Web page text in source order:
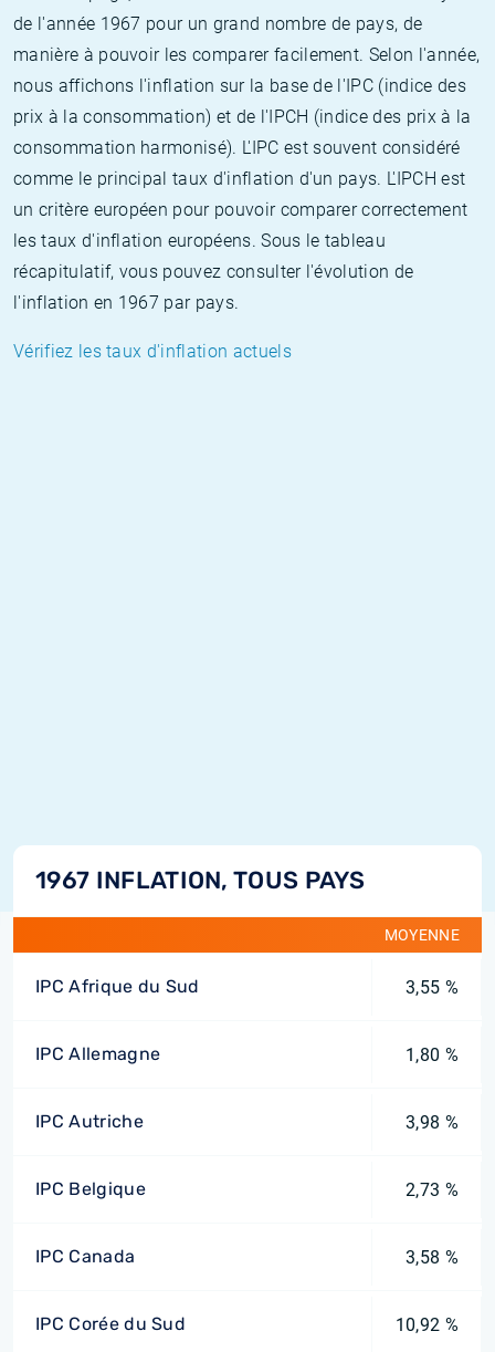
de l'année 1967 pour un grand nombre de pays, de
manière à pouvoir les comparer facilement. Selon l'année,
nous affichons l'inflation sur la base de l'IPC (indice des
prix à la consommation) et de l'IPCH (indice des prix à la
consommation harmonisé). L'IPC est souvent considéré
comme le principal taux d'inflation d'un pays. L'IPCH est
un critère européen pour pouvoir comparer correctement
les taux d'inflation européens. Sous le tableau
récapitulatif, vous pouvez consulter l'évolution de
l'inflation en 1967 par pays.
Vérifiez les taux d'inflation actuels
1967 INFLATION, TOUS PAYS
MOYENNE
IPC Afrique du Sud 3,55 %
IPC Allemagne 1,80 %
IPC Autriche 3,98 %
IPC Belgique 2,73 %
IPC Canada 3,58 %
IPC Corée du Sud 10,92 %